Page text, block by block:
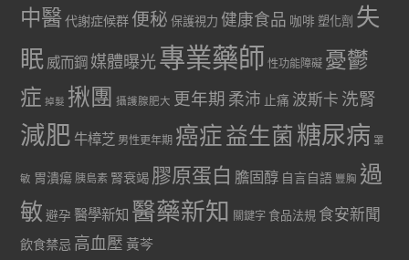
中醫代謝症候群 便秘 保護視力 健康食品 咖啡 塑化劑 失
眠 威而鋼 媒體曝光專業藥師 性功能障礙 憂鬱
症 掉髮 揪團 攝護腺肥大 更年期 柔沛 止痛 波斯卡 洗腎
減肥 牛樟芝 男性更年期 癌症益生菌 糖尿病 罩
敏 胃潰瘍 胰島素 腎衰竭 膠原蛋白 膽固醇 自言自語 豐胸 過
敏 避孕 醫學新知 醫藥新知 關鍵字 食品法規 食安新聞
飲食禁忌 高血壓 黃芩